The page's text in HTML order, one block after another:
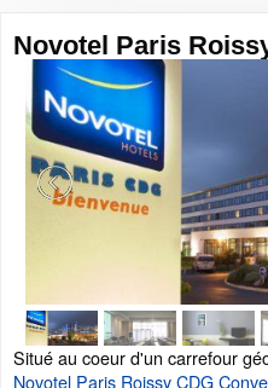
Novotel Paris
Situé au coeur d'un carrefour
Novotel Paris Roissy CDG